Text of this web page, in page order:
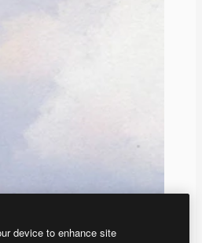
device to enhance site